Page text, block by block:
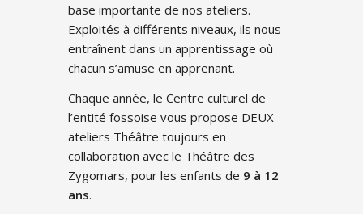
base importante de nos ateliers.
Exploités à différents niveaux, ils nous
entraînent dans un apprentissage où
chacun s’amuse en apprenant.
Chaque année, le Centre culturel de
l’entité fossoise vous propose DEUX
ateliers Théâtre toujours en
collaboration avec le Théâtre des
Zygomars, pour les enfants de 9 à 12
ans.